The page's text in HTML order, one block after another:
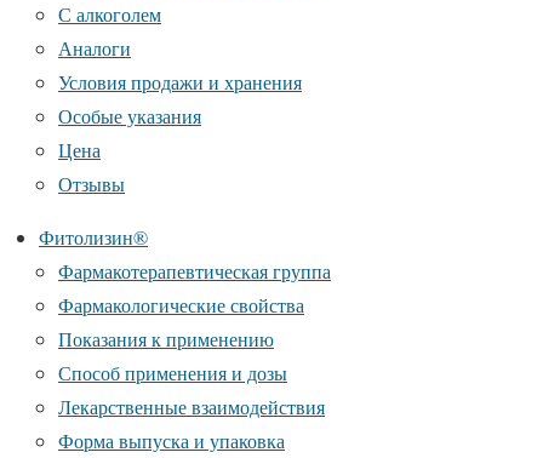
С алкоголем
Аналоги
Условия продажи и хранения
Особые указания
Цена
Отзывы
Фитолизин®
Фармакотерапевтическая группа
Фармакологические свойства
Показания к применению
Способ применения и дозы
Лекарственные взаимодействия
Форма выпуска и упаковка